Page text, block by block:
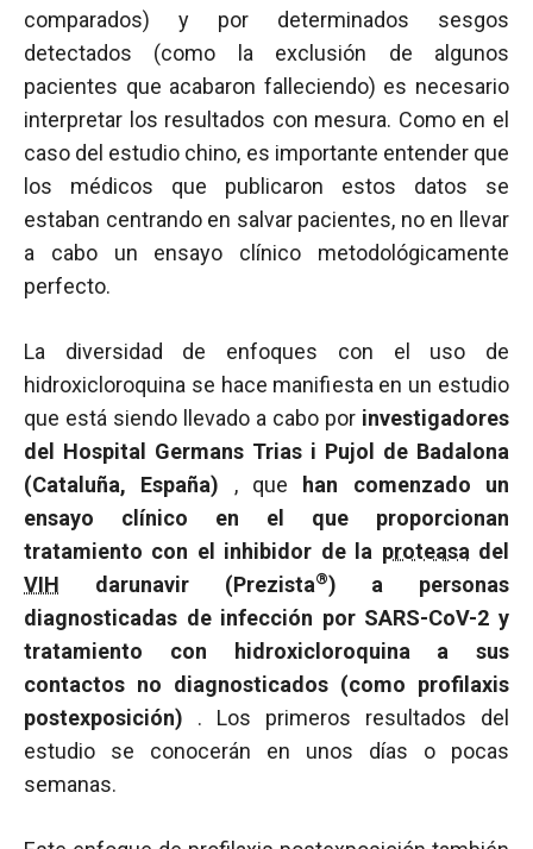
comparados) y por determinados sesgos
detectados (como la exclusión de algunos
pacientes que acabaron falleciendo) es necesario
interpretar los resultados con mesura. Como en el
caso del estudio chino, es importante entender que
los médicos que publicaron estos datos se
estaban centrando en salvar pacientes, no en llevar
a cabo un ensayo clínico metodológicamente
perfecto.
La diversidad de enfoques con el uso de
hidroxicloroquina se hace manifiesta en un estudio
que está siendo llevado a cabo por investigadores
del Hospital Germans Trias i Pujol de Badalona
(Cataluña, España) , que
han comenzado un
ensayo clínico en el que proporcionan
tratamiento con el inhibidor de la proteasa del
VIH darunavir (Prezista®) a personas
diagnosticadas de infección por SARS-CoV-2 y
tratamiento con hidroxicloroquina a sus
contactos no diagnosticados (como profilaxis
postexposición) . Los primeros resultados del
estudio se conocerán en unos días o pocas
semanas.